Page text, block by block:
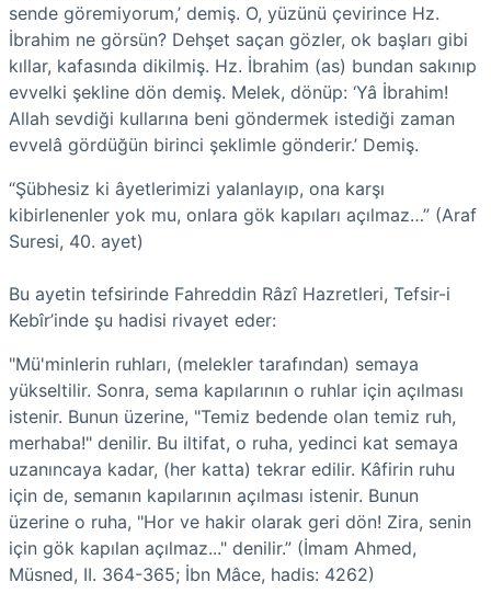
sende gö­remiyorum,’ demiş. O, yüzünü çevirince Hz.
İbrahim ne görsün? Deh­şet saçan gözler, ok başları gibi
kıllar, kafasında dikilmiş. Hz. İbra­him (as) bundan sakınıp
evvelki şekline dön demiş. Melek, dönüp: ‘Yâ İbrahim!
Allah sevdiği kullarına beni göndermek istediği zaman
evvelâ gördüğün birinci şeklimle gönderir.’ Demiş.
“Şübhesiz ki âyetlerimizi yalanlayıp, ona karşı
kibirlenenler yok mu, onlara gök kapıları açılmaz…” (Araf
Suresi, 40. ayet)
Bu ayetin tefsirinde Fahreddin Râzî Hazretleri, Tefsir-i
Kebîr’inde şu hadisi rivayet eder:
"Mü'minlerin ruhları, (melekler tarafından) semaya
yükseltilir. Sonra, sema kapılarının o ruhlar için açılması
istenir. Bunun üzerine, "Temiz bedende olan temiz ruh,
merhaba!" denilir. Bu iltifat, o ruha, yedinci kat semaya
uzanıncaya kadar, (her katta) tekrar edilir. Kâfirin ruhu
için de, semanın kapılarının açılması istenir. Bunun
üzerine o ruha, "Hor ve hakir olarak geri dön! Zira, senin
için gök kapılan açılmaz..." denilir.” (İmam Ahmed,
Müsned, II. 364-365; İbn Mâce, hadis: 4262)